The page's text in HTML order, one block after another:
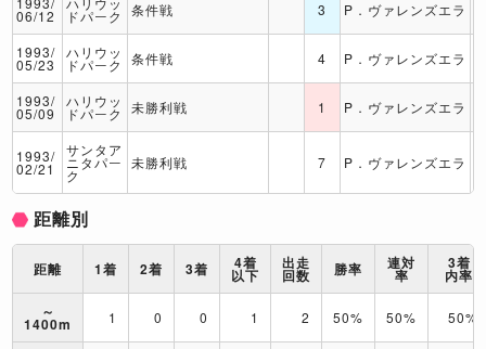
06/12 ドパーク 条件戦 3 P．ヴァレンズエラ
1993/
05/23
ハリウッ
ドパーク 条件戦 4 P．ヴァレンズエラ
1993/
05/09
ハリウッ
ドパーク 未勝利戦 1 P．ヴァレンズエラ
1993/
02/21
サンタア
ニタパー
ク
未勝利戦 7 P．ヴァレンズエラ
距離別
距離 1着 2着 3着 4着
以下
出走
回数 勝率 連対
率
3着
内率
～
1400m 1 0 0 1 2 50% 50% 50%